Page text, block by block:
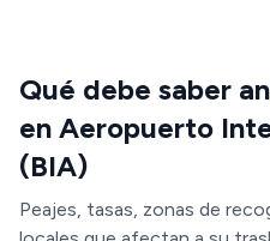
Qué debe saber
en Aeropuerto
(BIA)
Peajes, tasas, zonas de